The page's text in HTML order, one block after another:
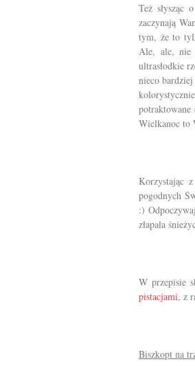
Też słysząc
zaczynają
tym, że to
Ale, ale, nie
ultrasłodkie
nieco
Wielkanoc to
Korzystając
pogodnych
:)
złapała
W przepisie
pistacjami, z
Biszkopt na